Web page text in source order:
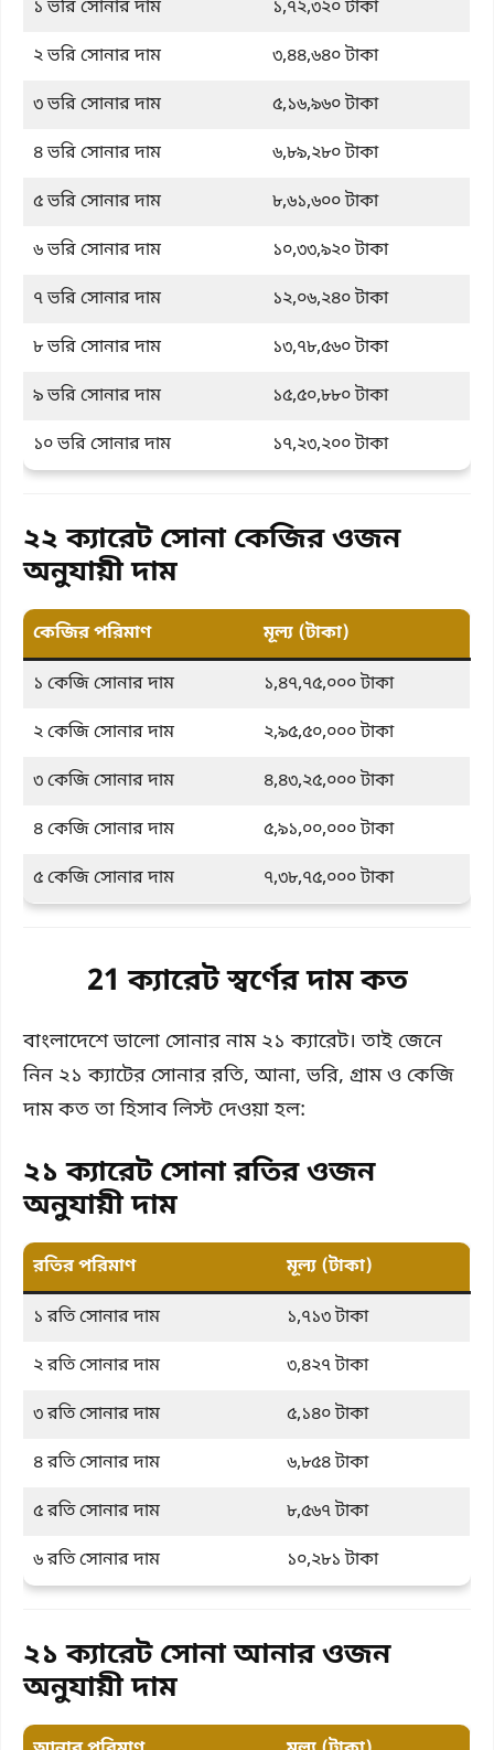
১ ভরি সোনার দাম
১,৭২,৩২০ টাকা
২ ভরি সোনার দাম
৩,৪৪,৬৪০ টাকা
৩ ভরি সোনার দাম
৫,১৬,৯৬০ টাকা
৪ ভরি সোনার দাম
৬,৮৯,২৮০ টাকা
৫ ভরি সোনার দাম
৮,৬১,৬০০ টাকা
৬ ভরি সোনার দাম
১০,৩৩,৯২০ টাকা
৭ ভরি সোনার দাম
১২,০৬,২৪০ টাকা
৮ ভরি সোনার দাম
১৩,৭৮,৫৬০ টাকা
৯ ভরি সোনার দাম
১৫,৫০,৮৮০ টাকা
১০ ভরি সোনার দাম
১৭,২৩,২০০ টাকা
২২ ক্যারেট সোনা কেজির ওজন
অনুযায়ী দাম
কেজির পরিমাণ মূল্য (টাকা)
১ কেজি সোনার দাম
১,৪৭,৭৫,০০০ টাকা
২ কেজি সোনার দাম
২,৯৫,৫০,০০০ টাকা
৩ কেজি সোনার দাম
৪,৪৩,২৫,০০০ টাকা
৪ কেজি সোনার দাম
৫,৯১,০০,০০০ টাকা
৫ কেজি সোনার দাম
৭,৩৮,৭৫,০০০ টাকা
21 ক্যারেট স্বর্ণের দাম কত
বাংলাদেশে ভালো সোনার নাম ২১ ক্যারেট। তাই জেনে
নিন ২১ ক্যাটের সোনার রতি, আনা, ভরি, গ্রাম ও কেজি
দাম কত তা হিসাব লিস্ট দেওয়া হল:
২১ ক্যারেট সোনা রতির ওজন
অনুযায়ী দাম
রতির পরিমাণ মূল্য (টাকা)
১ রতি সোনার দাম
১,৭১৩ টাকা
২ রতি সোনার দাম
৩,৪২৭ টাকা
৩ রতি সোনার দাম
৫,১৪০ টাকা
৪ রতি সোনার দাম
৬,৮৫৪ টাকা
৫ রতি সোনার দাম
৮,৫৬৭ টাকা
৬ রতি সোনার দাম
১০,২৮১ টাকা
২১ ক্যারেট সোনা আনার ওজন
অনুযায়ী দাম